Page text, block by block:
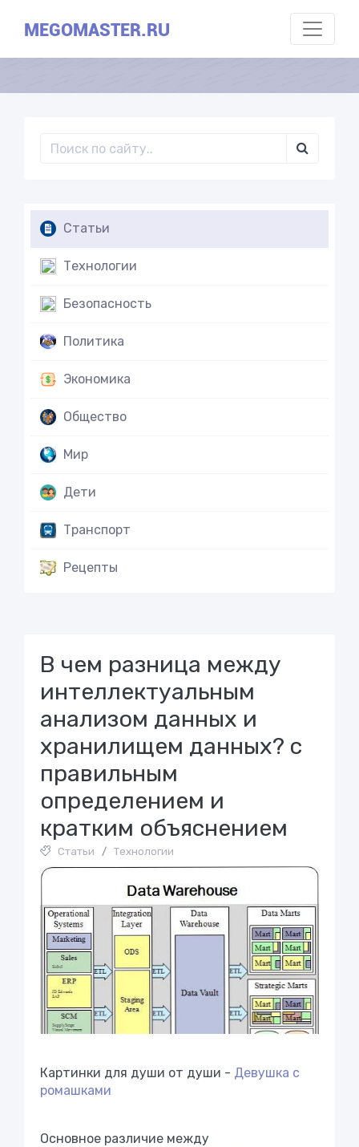
MEGOMASTER.RU
Статьи
Технологии
Безопасность
Политика
Экономика
Общество
Мир
Дети
Транспорт
Рецепты
В чем разница между
интеллектуальным
анализом данных и
хранилищем данных? с
правильным
определением и
кратким объяснением
Статьи / Технологии
Картинки для души от души - Девушка с
ромашками
Основное различие между